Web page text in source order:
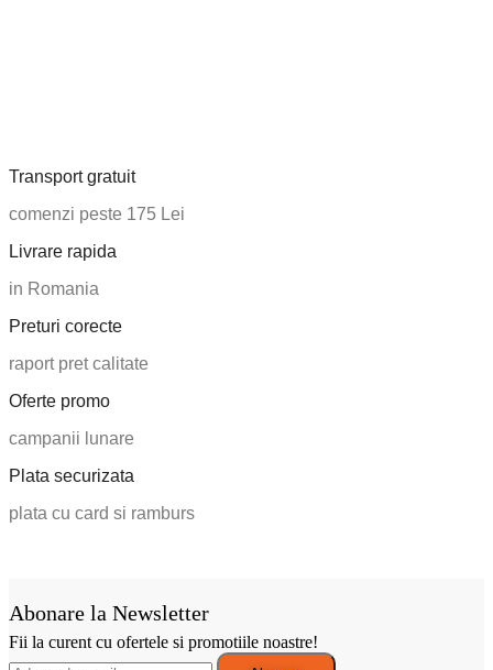
Transport gratuit
comenzi peste 175 Lei
Livrare rapida
in Romania
Preturi corecte
raport pret calitate
Oferte promo
campanii lunare
Plata securizata
plata cu card si ramburs
Abonare la Newsletter
Fii la curent cu ofertele si promotiile noastre!